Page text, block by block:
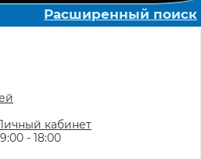
Расширенный поиск
кабинет
- 18:00